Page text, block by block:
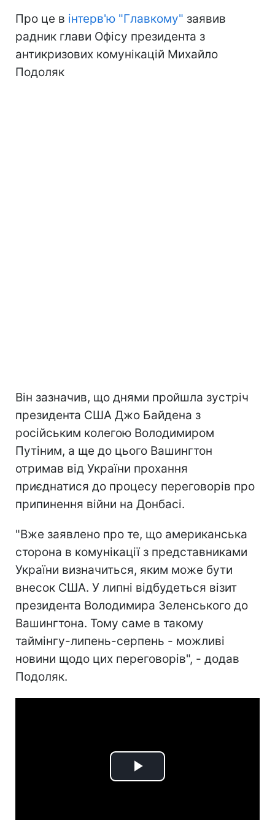
Про це в інтерв'ю "Главкому" заявив
радник глави Офісу президента з
антикризових комунікацій Михайло
Подоляк
Він зазначив, що днями пройшла зустріч
президента США Джо Байдена з
російським колегою Володимиром
Путіним, а ще до цього Вашингтон
отримав від України прохання
приєднатися до процесу переговорів про
припинення війни на Донбасі.
"Вже заявлено про те, що американська
сторона в комунікації з представниками
України визначиться, яким може бути
внесок США. У липні відбудеться візит
президента Володимира Зеленського до
Вашингтона. Тому саме в такому
таймінгу-липень-серпень - можливі
новини щодо цих переговорів", - додав
Подоляк.
Play